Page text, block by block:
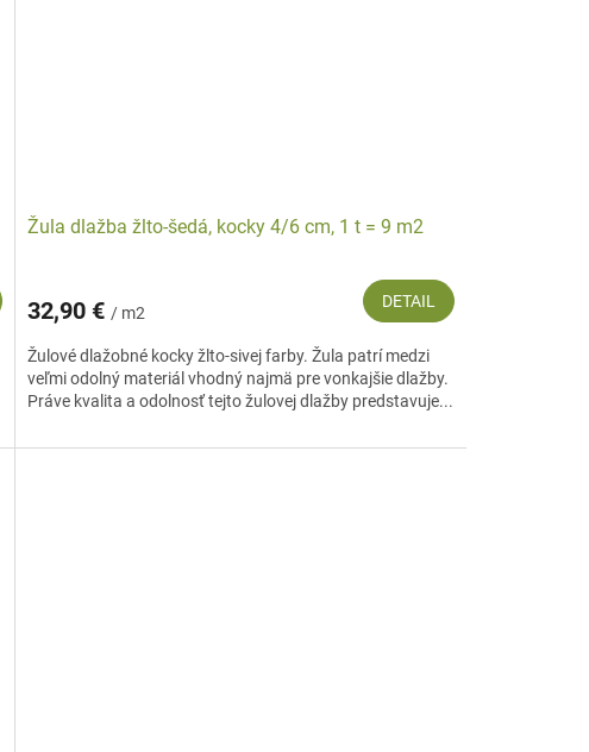
Žula dlažba žlto-šedá, kocky 4/6 cm, 1 t = 9 m2
32,90 € / m2
DETAIL
Žulové dlažobné kocky žlto-sivej farby. Žula patrí medzi
veľmi odolný materiál vhodný najmä pre vonkajšie dlažby.
Práve kvalita a odolnosť tejto žulovej dlažby predstavuje...